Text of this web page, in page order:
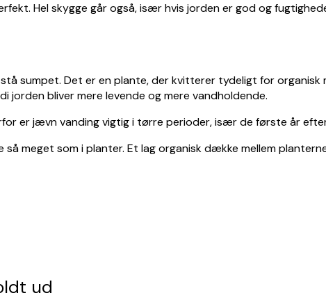
Hel skygge går også, især hvis jorden er god og
sumpet. Det er en plante, der kvitterer tydeligt for
jorden bliver mere levende og mere vandholdende.
er jævn vanding vigtig i tørre perioder, især de første år
meget som i planter. Et lag organisk dække mellem
ud